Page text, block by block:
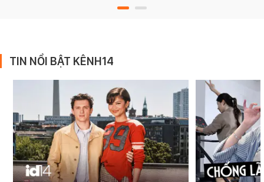
TIN NỔI BẬT KÊNH14